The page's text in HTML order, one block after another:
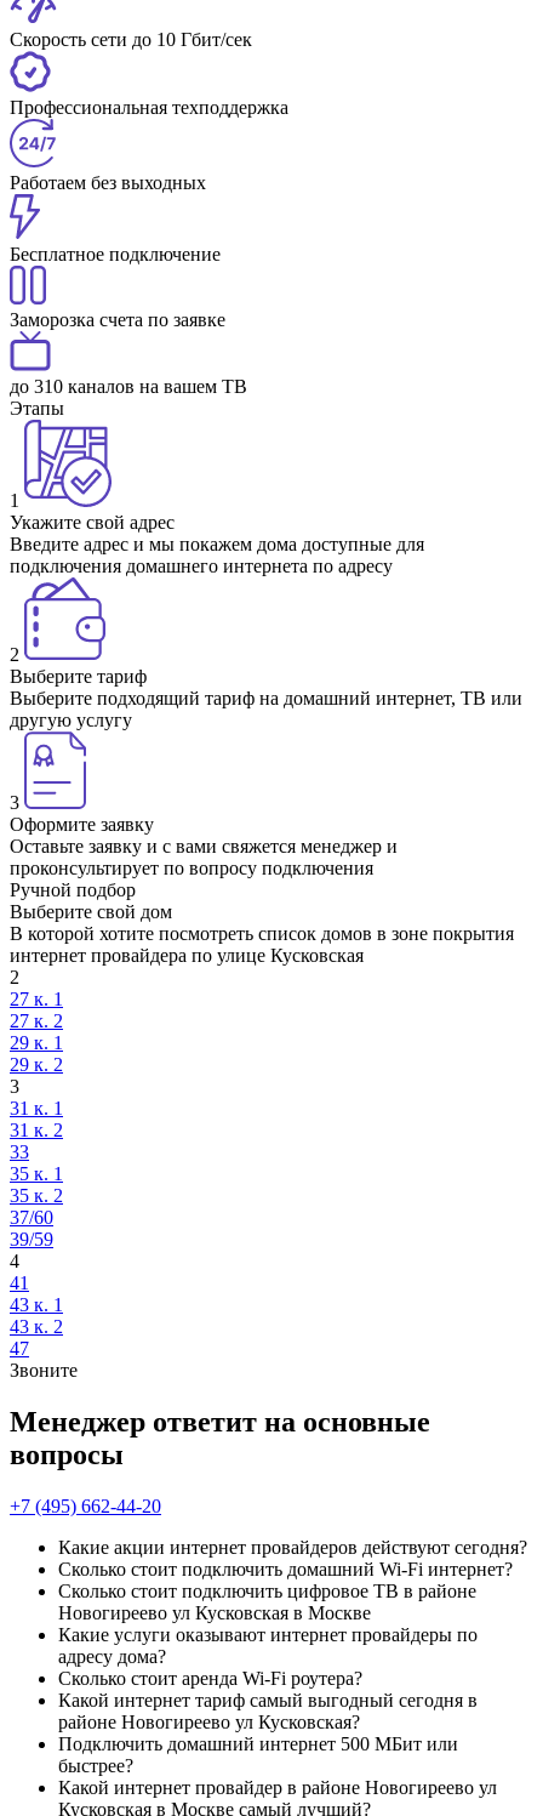
Скорость сети до 10 Гбит/сек
Профессиональная техподдержка
Работаем без выходных
Бесплатное подключение
Заморозка счета по заявке
до 310 каналов на вашем ТВ
Этапы
1
Укажите свой адрес
Введите адрес и мы покажем дома доступные для
подключения домашнего интернета по адресу
2
Выберите тариф
Выберите подходящий тариф на домашний интернет, ТВ или
другую услугу
3
Оформите заявку
Оставьте заявку и с вами свяжется менеджер и
проконсультирует по вопросу подключения
Ручной подбор
Выберите свой дом
В которой хотите посмотреть список домов в зоне покрытия
интернет провайдера по улице Кусковская
2
27 к. 1
27 к. 2
29 к. 1
29 к. 2
3
31 к. 1
31 к. 2
33
35 к. 1
35 к. 2
37/60
39/59
4
41
43 к. 1
43 к. 2
47
Звоните
Менеджер ответит на основные
вопросы
+7 (495) 662-44-20
Какие акции интернет провайдеров действуют сегодня?
Сколько стоит подключить домашний Wi-Fi интернет?
Сколько стоит подключить цифровое ТВ в районе
Новогиреево ул Кусковская в Москве
Какие услуги оказывают интернет провайдеры по
адресу дома?
Сколько стоит аренда Wi-Fi роутера?
Какой интернет тариф самый выгодный сегодня в
районе Новогиреево ул Кусковская?
Подключить домашний интернет 500 МБит или
быстрее?
Какой интернет провайдер в районе Новогиреево ул
Кусковская в Москве самый лучший?